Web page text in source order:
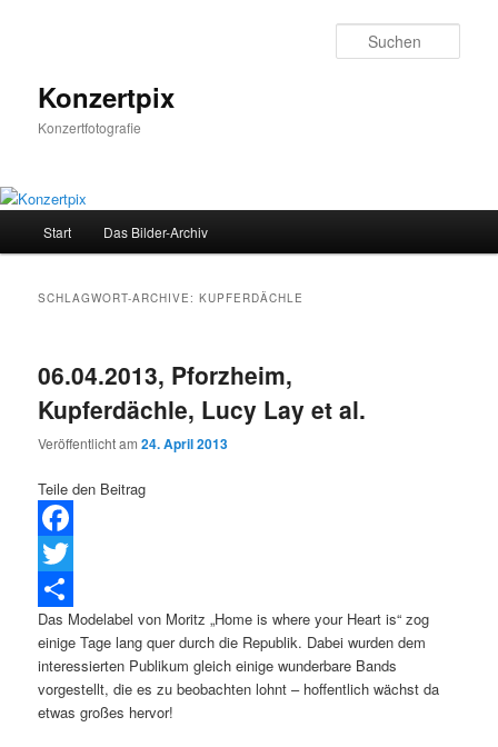
Konzertpix
Konzertfotografie
Start Das Bilder-Archiv
SCHLAGWORT-ARCHIVE:KUPFERDÄCHLE
06.04.2013, Pforzheim,
Kupferdächle, Lucy Lay et al.
Veröffentlicht am24. April 2013
Teile den Beitrag
Facebook
Twitter
Teilen
Das Modelabel von Moritz „Home is where your Heart is“ zog
einige Tage lang quer durch die Republik. Dabei wurden dem
interessierten Publikum gleich einige wunderbare Bands
vorgestellt, die es zu beobachten lohnt – hoffentlich wächst da
etwas großes hervor!